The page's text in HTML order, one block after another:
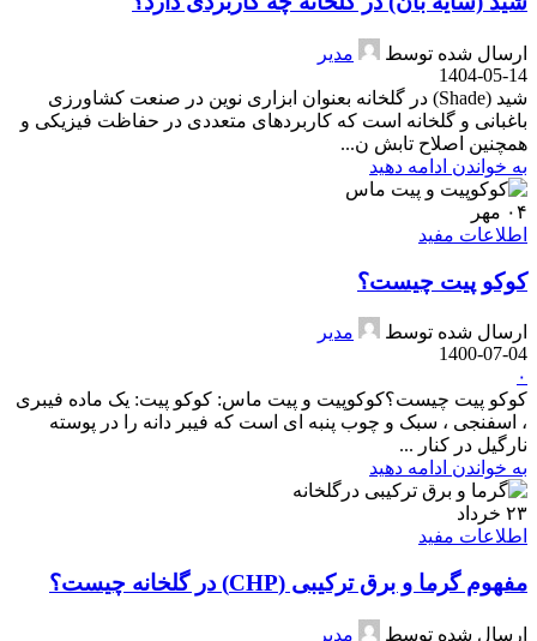
ارسال شده توسط
مدیر
1404-05-14
شید (Shade) در گلخانه بعنوان ابزاری نوین در صنعت کشاورزی
باغبانی و گلخانه است که کاربردهای متعددی در حفاظت فیزیکی و
همچنین اصلاح تابش ن...
به خواندن ادامه دهید
۰۴ مهر
اطلاعات مفید
کوکو پیت چیست؟
ارسال شده توسط
مدیر
1400-07-04
۰
کوکو پیت چیست؟کوکوپیت و پیت ماس: کوکو پیت: یک ماده فیبری
، اسفنجی ، سبک و چوب پنبه ای است که فیبر دانه را در پوسته
نارگیل در کنار ...
به خواندن ادامه دهید
۲۳ خرداد
اطلاعات مفید
مفهوم گرما و برق ترکیبی (CHP) در گلخانه چیست؟
ارسال شده توسط
مدیر